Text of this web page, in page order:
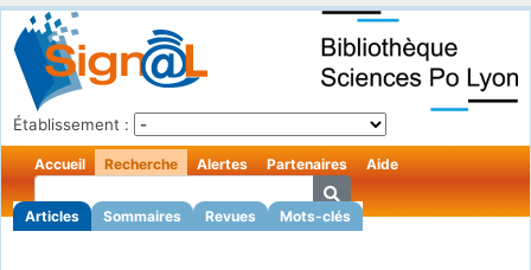
Établissement :
Accueil Recherche
Articles Sommaires Revues Mots-clés
Alertes Partenaires Aide